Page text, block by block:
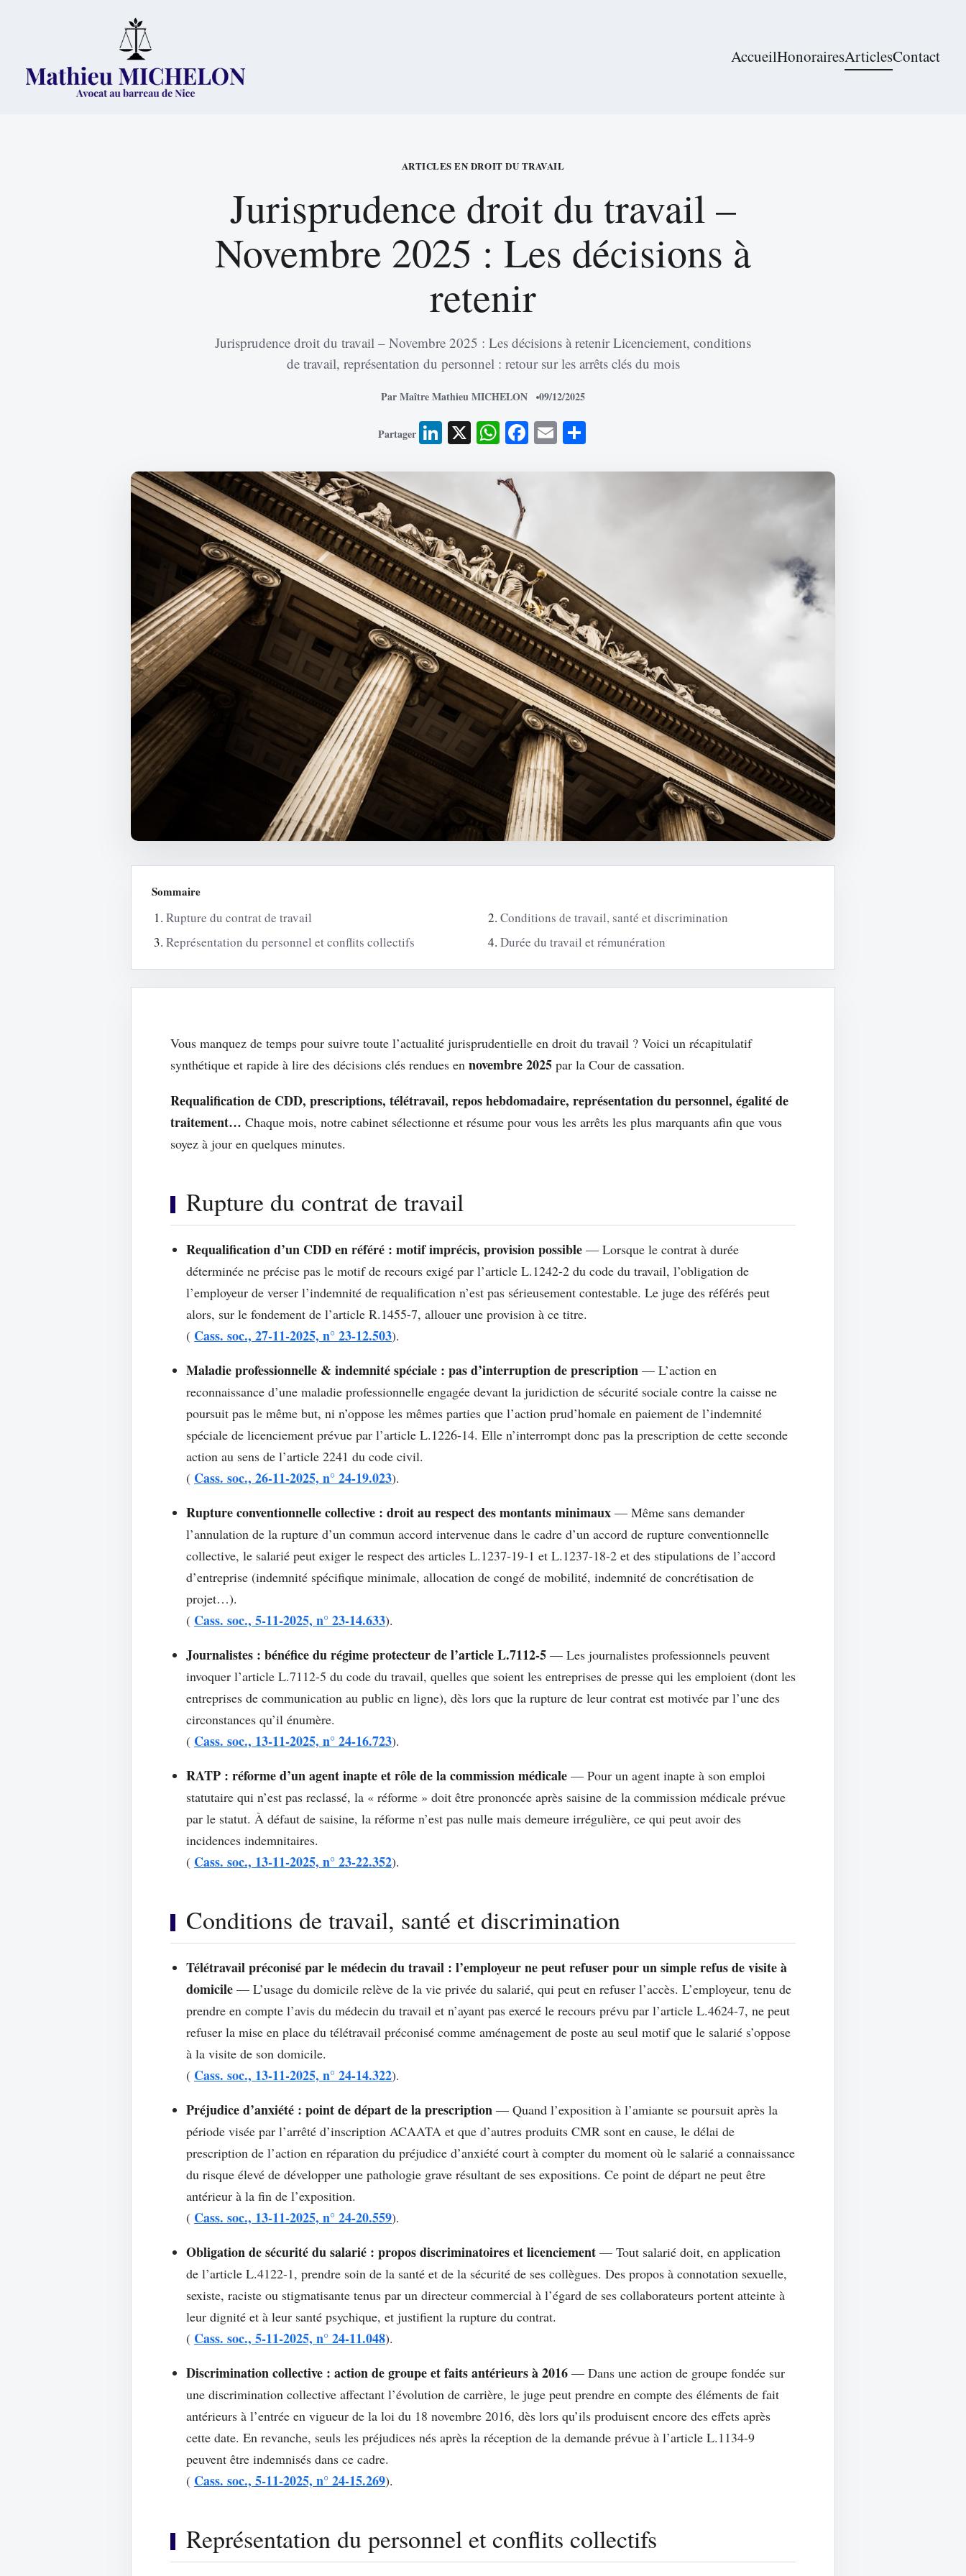
AccueilHonorairesArticlesContact
ARTICLES EN DROIT DU TRAVAIL
Jurisprudence droit du travail –
Novembre 2025 : Les décisions à
retenir
Jurisprudence droit du travail – Novembre 2025 : Les décisions à retenir Licenciement, conditions
de travail, représentation du personnel : retour sur les arrêts clés du mois
Par Maître Mathieu MICHELON 09/12/2025
Partager LinkedIn
X WhatsApp
Facebook
EmailPartager
Sommaire
Rupture du contrat de travail
Conditions de travail, santé et discrimination
Représentation du personnel et conflits collectifs
Durée du travail et rémunération
Vous manquez de temps pour suivre toute l’actualité jurisprudentielle en droit du travail ? Voici un récapitulatif
synthétique et rapide à lire des décisions clés rendues en novembre 2025 par la Cour de cassation.
Requalification de CDD, prescriptions, télétravail, repos hebdomadaire, représentation du personnel, égalité de
traitement… Chaque mois, notre cabinet sélectionne et résume pour vous les arrêts les plus marquants afin que vous
soyez à jour en quelques minutes.
Rupture du contrat de travail
Requalification d’un CDD en référé : motif imprécis, provision possible — Lorsque le contrat à durée
déterminée ne précise pas le motif de recours exigé par l’article L.1242-2 du code du travail, l’obligation de
l’employeur de verser l’indemnité de requalification n’est pas sérieusement contestable. Le juge des référés peut
alors, sur le fondement de l’article R.1455-7, allouer une provision à ce titre.
( Cass. soc., 27-11-2025, n° 23-12.503).
Maladie professionnelle & indemnité spéciale : pas d’interruption de prescription — L’action en
reconnaissance d’une maladie professionnelle engagée devant la juridiction de sécurité sociale contre la caisse ne
poursuit pas le même but, ni n’oppose les mêmes parties que l’action prud’homale en paiement de l’indemnité
spéciale de licenciement prévue par l’article L.1226-14. Elle n’interrompt donc pas la prescription de cette seconde
action au sens de l’article 2241 du code civil.
( Cass. soc., 26-11-2025, n° 24-19.023).
Rupture conventionnelle collective : droit au respect des montants minimaux — Même sans demander
l’annulation de la rupture d’un commun accord intervenue dans le cadre d’un accord de rupture conventionnelle
collective, le salarié peut exiger le respect des articles L.1237-19-1 et L.1237-18-2 et des stipulations de l’accord
d’entreprise (indemnité spécifique minimale, allocation de congé de mobilité, indemnité de concrétisation de
projet…).
( Cass. soc., 5-11-2025, n° 23-14.633).
Journalistes : bénéfice du régime protecteur de l’article L.7112-5 — Les journalistes professionnels peuvent
invoquer l’article L.7112-5 du code du travail, quelles que soient les entreprises de presse qui les emploient (dont les
entreprises de communication au public en ligne), dès lors que la rupture de leur contrat est motivée par l’une des
circonstances qu’il énumère.
( Cass. soc., 13-11-2025, n° 24-16.723).
RATP : réforme d’un agent inapte et rôle de la commission médicale — Pour un agent inapte à son emploi
statutaire qui n’est pas reclassé, la « réforme » doit être prononcée après saisine de la commission médicale prévue
par le statut. À défaut de saisine, la réforme n’est pas nulle mais demeure irrégulière, ce qui peut avoir des
incidences indemnitaires.
( Cass. soc., 13-11-2025, n° 23-22.352).
Conditions de travail, santé et discrimination
Télétravail préconisé par le médecin du travail : l’employeur ne peut refuser pour un simple refus de visite à
domicile — L’usage du domicile relève de la vie privée du salarié, qui peut en refuser l’accès. L’employeur, tenu de
prendre en compte l’avis du médecin du travail et n’ayant pas exercé le recours prévu par l’article L.4624-7, ne peut
refuser la mise en place du télétravail préconisé comme aménagement de poste au seul motif que le salarié s’oppose
à la visite de son domicile.
( Cass. soc., 13-11-2025, n° 24-14.322).
Préjudice d’anxiété : point de départ de la prescription — Quand l’exposition à l’amiante se poursuit après la
période visée par l’arrêté d’inscription ACAATA et que d’autres produits CMR sont en cause, le délai de
prescription de l’action en réparation du préjudice d’anxiété court à compter du moment où le salarié a connaissance
du risque élevé de développer une pathologie grave résultant de ses expositions. Ce point de départ ne peut être
antérieur à la fin de l’exposition.
( Cass. soc., 13-11-2025, n° 24-20.559).
Obligation de sécurité du salarié : propos discriminatoires et licenciement — Tout salarié doit, en application
de l’article L.4122-1, prendre soin de la santé et de la sécurité de ses collègues. Des propos à connotation sexuelle,
sexiste, raciste ou stigmatisante tenus par un directeur commercial à l’égard de ses collaborateurs portent atteinte à
leur dignité et à leur santé psychique, et justifient la rupture du contrat.
( Cass. soc., 5-11-2025, n° 24-11.048).
Discrimination collective : action de groupe et faits antérieurs à 2016 — Dans une action de groupe fondée sur
une discrimination collective affectant l’évolution de carrière, le juge peut prendre en compte des éléments de fait
antérieurs à l’entrée en vigueur de la loi du 18 novembre 2016, dès lors qu’ils produisent encore des effets après
cette date. En revanche, seuls les préjudices nés après la réception de la demande prévue à l’article L.1134-9
peuvent être indemnisés dans ce cadre.
( Cass. soc., 5-11-2025, n° 24-15.269).
Représentation du personnel et conflits collectifs